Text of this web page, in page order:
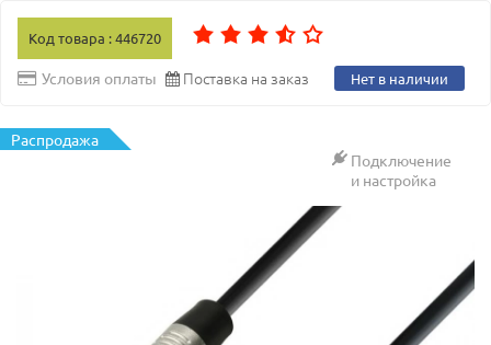
Код товара : 446720
Условия оплаты Поставка на заказ Нет в наличии
Распродажа
Подключение
и настройка